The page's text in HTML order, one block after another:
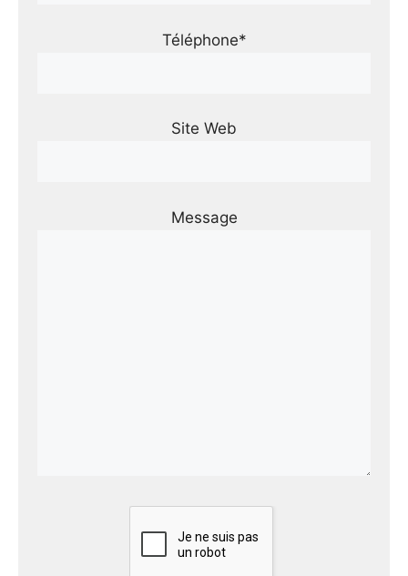
Téléphone*
Site Web
Message